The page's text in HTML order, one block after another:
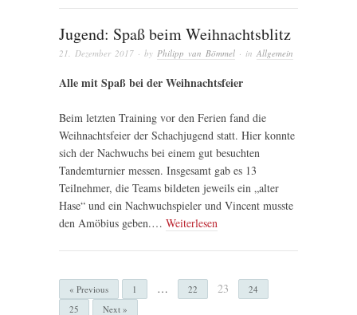
Jugend: Spaß beim Weihnachtsblitz
21. Dezember 2017 · by Philipp van Bömmel · in Allgemein
Alle mit Spaß bei der Weihnachtsfeier
Beim letzten Training vor den Ferien fand die
Weihnachtsfeier der Schachjugend statt. Hier konnte
sich der Nachwuchs bei einem gut besuchten
Tandemturnier messen. Insgesamt gab es 13
Teilnehmer, die Teams bildeten jeweils ein „alter
Hase“ und ein Nachwuchspieler und Vincent musste
den Amöbius geben.… Weiterlesen
« Previous 1 … 22 23
24
25
Next »